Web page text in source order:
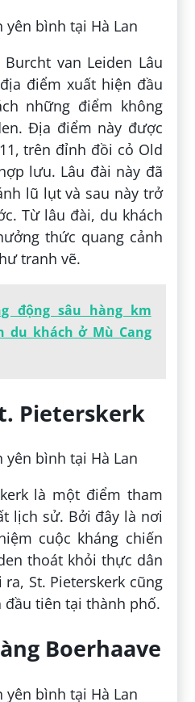
van Leiden Lâu
điểm xuất hiện đầu
những điểm không
Địa điểm này được
trên đỉnh đồi cỏ Old
lưu. Lâu đài này đã
lũ lụt và sau này trở
Từ lâu đài, du khách
thức quang cảnh
tranh vẽ.
động sâu hàng km
du khách ở Mù Cang
Pieterskerk
là một điểm tham
lịch sử. Bởi đây là nơi
cuộc kháng chiến
thoát khỏi thực dân
St. Pieterskerk cũng
tiên tại thành phố.
Boerhaave